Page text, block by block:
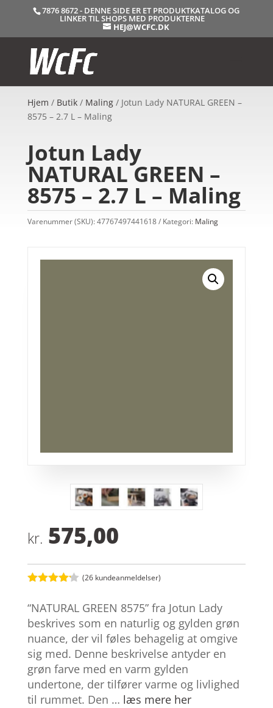
7876 8672 - DENNE SIDE ER ET PRODUKTKATALOG OG
LINKER TIL SHOPS MED PRODUKTERNE
HEJ@WCFC.DK
Hjem / Butik/ Maling/ Jotun Lady NATURAL GREEN –
8575 – 2.7 L – Maling
Jotun Lady
NATURAL GREEN –
8575 – 2.7 L – Maling
Varenummer (SKU):47767497441618 Kategori: Maling
kr. 575,00
ud af 5
baseret
på
kundebedø
mmelser
(26 kundeanmeldelser)
“NATURAL GREEN 8575” fra Jotun Lady
beskrives som en naturlig og gylden grøn
nuance, der vil føles behagelig at omgive
sig med. Denne beskrivelse antyder en
grøn farve med en varm gylden
undertone, der tilfører varme og livlighed
til rummet. Den … læs mere her